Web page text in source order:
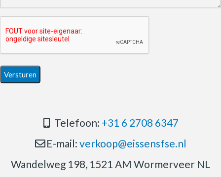
Telefoon: +31 6 2708 6347
E-mail: verkoop@eissensfse.nl
Wandelweg 198, 1521 AM Wormerveer NL